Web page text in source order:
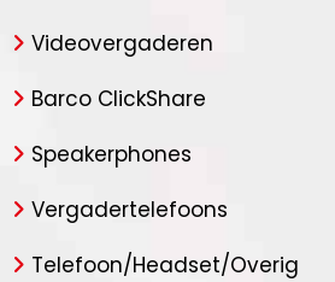
Videovergaderen
Barco ClickShare
Speakerphones
Vergadertelefoons
Telefoon/Headset/Overig